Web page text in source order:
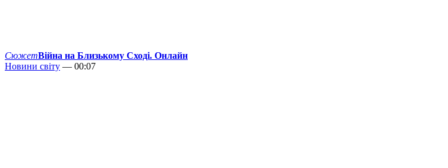
СюжетВійна на Близькому Сході. Онлайн
Новини світу — 00:07